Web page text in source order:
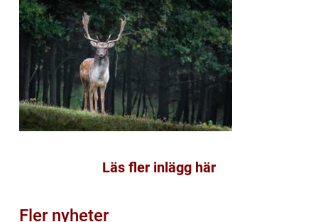
Läs fler inlägg här
Fler nyheter